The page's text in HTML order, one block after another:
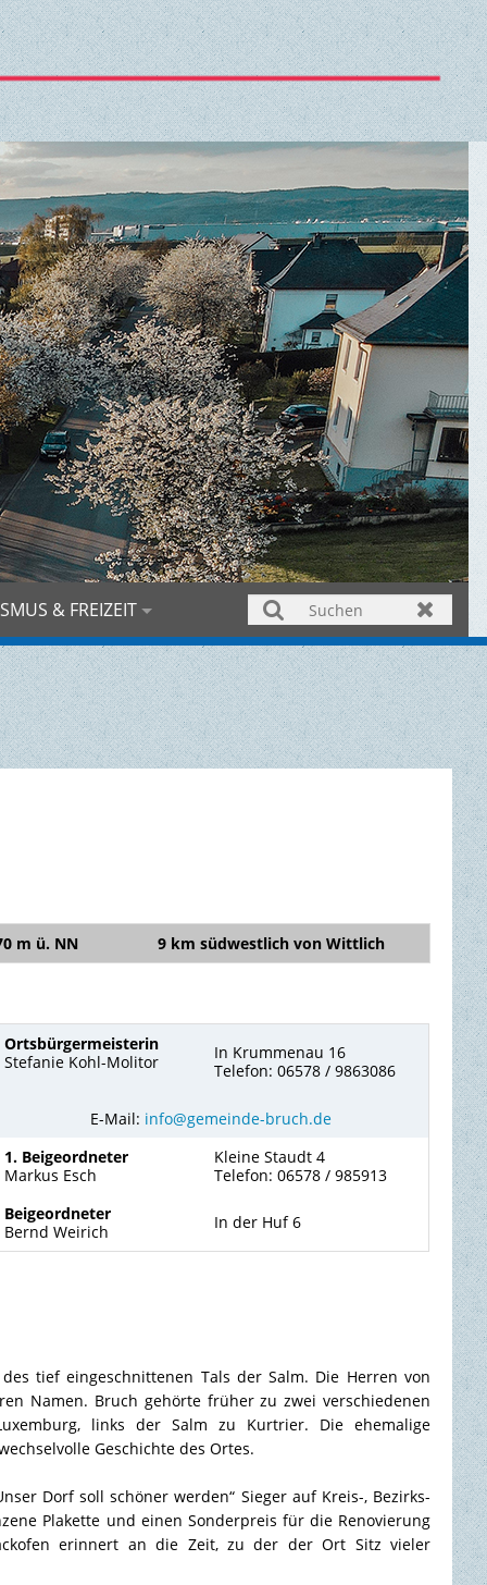
& FREIZEIT
Suchen
m ü. NN 9 km südwestlich von Wittlich
Ortsbürgermeisterin
Stefanie Kohl-Molitor
In Krummenau 16
Telefon: 06578 / 9863086
E-Mail: info@gemeinde-bruch.de
1. Beigeordneter
Markus Esch
Kleine Staudt 4
Telefon: 06578 / 985913
Beigeordneter
Bernd Weirich
In der Huf 6
tief eingeschnittenen Tals der Salm. Die Herren von
Namen. Bruch gehörte früher zu zwei verschiedenen
links der Salm zu Kurtrier. Die ehemalige
Geschichte des Ortes.
Dorf soll schöner werden“ Sieger auf Kreis-, Bezirks-
Plakette und einen Sonderpreis für die Renovierung
erinnert an die Zeit, zu der der Ort Sitz vieler